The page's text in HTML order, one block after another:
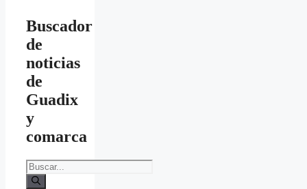
Buscador
de
noticias
de
Guadix
y
comarca
Buscar: